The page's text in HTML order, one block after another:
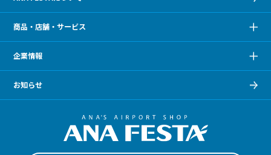
商品・店舗・サービス
企業情報
お知らせ